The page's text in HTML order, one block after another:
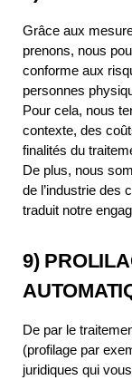
Grâce aux
prenons, nous
conforme aux
personnes
Pour cela, nous
contexte, des
finalités du
De plus, nous
de l’industrie des
traduit notre
9)
De par le
(profilage par
juridiques qui